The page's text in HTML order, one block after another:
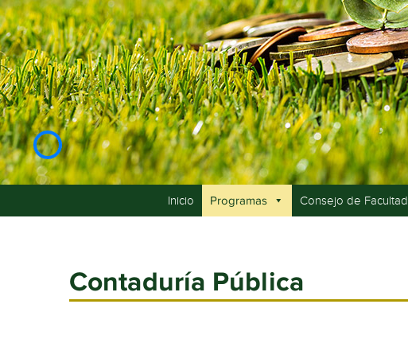
Inicio Programas Consejo de Facultad
Contaduría Pública